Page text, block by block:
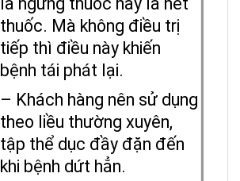
thuốc. Mà không điều trị
tiếp thì điều này khiến
bệnh tái phát lại.
– Khách hàng nên sử dụng
theo liều thường xuyên,
tập thể dục đầy đặn đến
khi bệnh dứt hẳn.